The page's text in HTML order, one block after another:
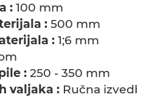
: 100 mm
: 500 mm
: 1;6 mm
: 250 - 350 mm
valjaka : Ručna izvedba